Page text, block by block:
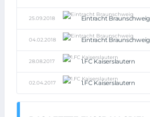
25.09.2018 Eintracht Braunschweig
04.02.2018 Eintracht Braunschweig
28.08.2017 1.FC Kaiserslautern
02.04.2017 1.FC Kaiserslautern